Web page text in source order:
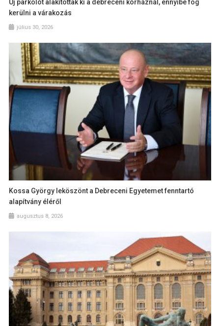
Új parkolót alakítottak ki a debreceni kórháznál, ennyibe fog
kerülni a várakozás
július 30, 2026
Kossa György leköszönt a Debreceni Egyetemet fenntartó
alapítvány éléről
augusztus 8, 2026